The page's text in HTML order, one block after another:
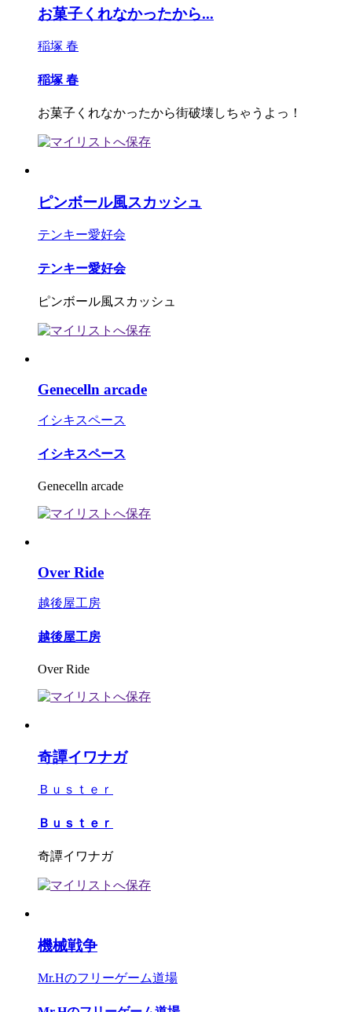
お菓子くれなかったから...
稲塚 春
稲塚 春
お菓子くれなかったから街破壊しちゃうよっ！
ピンボール風スカッシュ
テンキー愛好会
テンキー愛好会
ピンボール風スカッシュ
Genecelln arcade
イシキスペース
イシキスペース
Genecelln arcade
Over Ride
越後屋工房
越後屋工房
Over Ride
奇譚イワナガ
Ｂｕｓｔｅｒ
Ｂｕｓｔｅｒ
奇譚イワナガ
機械戦争
Mr.Hのフリーゲーム道場